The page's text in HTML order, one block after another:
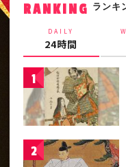
RANKING ランキ
DAILY
24時間
1
2